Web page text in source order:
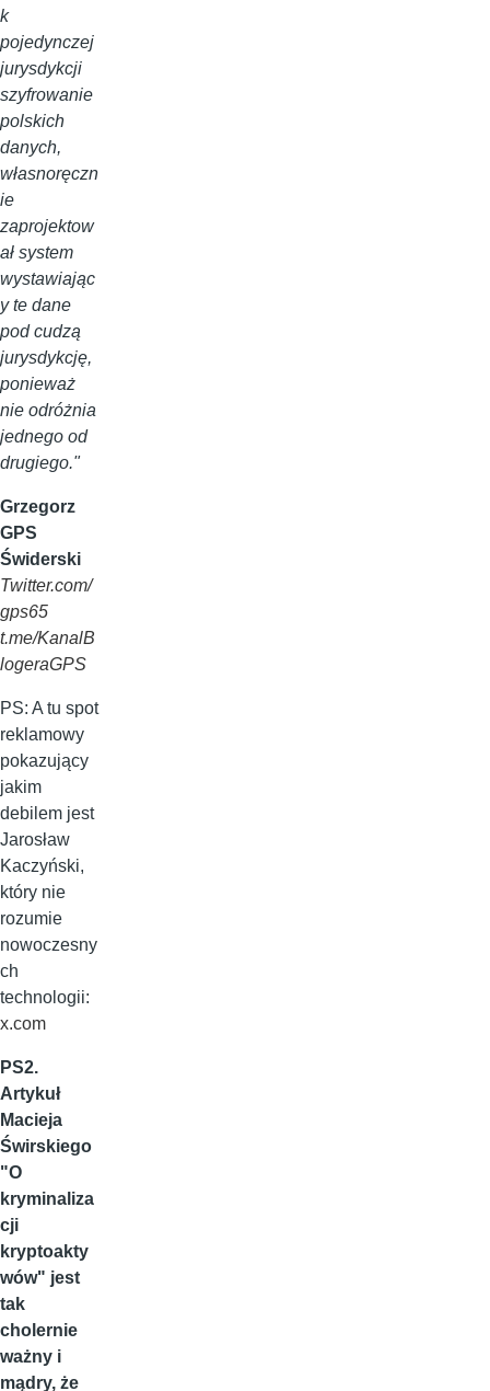
k
pojedynczej
jurysdykcji
szyfrowanie
polskich
danych,
własnoręczn
ie
zaprojektow
ał system
wystawiając
y te dane
pod cudzą
jurysdykcję,
ponieważ
nie odróżnia
jednego od
drugiego."
Grzegorz
GPS
Świderski
Twitter.com/
gps65
t.me/KanalB
logeraGPS
PS: A tu spot
reklamowy
pokazujący
jakim
debilem jest
Jarosław
Kaczyński,
który nie
rozumie
nowoczesny
ch
technologii:
x.com
PS2.
Artykuł
Macieja
Świrskiego
"O
kryminaliza
cji
kryptoakty
wów" jest
tak
cholernie
ważny i
mądry, że